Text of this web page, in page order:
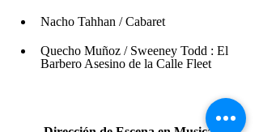
Nacho Tahhan / Cabaret
Quecho Muñoz / Sweeney Todd : El
Barbero Asesino de la Calle Fleet